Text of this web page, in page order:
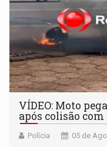
VÍDEO: Moto
após colisão
Polícia 05 de